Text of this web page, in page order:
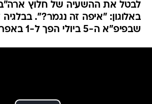
לבטל את ההשעיה של חלוץ ארה"ב
באלוגון: "איפה זה נגמר?".
שבפיפ"א ה-5 ביולי הפך ל-1 באפריל'"